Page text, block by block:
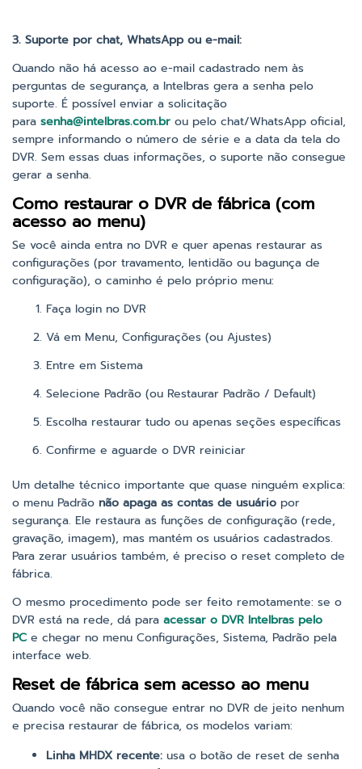
3. Suporte por chat, WhatsApp ou e-mail:
Quando não há acesso ao e-mail cadastrado nem às
perguntas de segurança, a Intelbras gera a senha pelo
suporte. É possível enviar a solicitação
para senha@intelbras.com.br ou pelo chat/WhatsApp oficial,
sempre informando o número de série e a data da tela do
DVR. Sem essas duas informações, o suporte não consegue
gerar a senha.
Como restaurar o DVR de fábrica (com
acesso ao menu)
Se você ainda entra no DVR e quer apenas restaurar as
configurações (por travamento, lentidão ou bagunça de
configuração), o caminho é pelo próprio menu:
Faça login no DVR
Vá em Menu, Configurações (ou Ajustes)
Entre em Sistema
Selecione Padrão (ou Restaurar Padrão / Default)
Escolha restaurar tudo ou apenas seções específicas
Confirme e aguarde o DVR reiniciar
Um detalhe técnico importante que quase ninguém explica:
o menu Padrão não apaga as contas de usuário por
segurança. Ele restaura as funções de configuração (rede,
gravação, imagem), mas mantém os usuários cadastrados.
Para zerar usuários também, é preciso o reset completo de
fábrica.
O mesmo procedimento pode ser feito remotamente: se o
DVR está na rede, dá para acessar o DVR Intelbras pelo
PC e chegar no menu Configurações, Sistema, Padrão pela
interface web.
Reset de fábrica sem acesso ao menu
Quando você não consegue entrar no DVR de jeito nenhum
e precisa restaurar de fábrica, os modelos variam:
Linha MHDX recente: usa o botão de reset de senha